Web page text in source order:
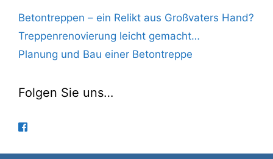
Betontreppen – ein Relikt aus Großvaters Hand?
Treppenrenovierung leicht gemacht…
Planung und Bau einer Betontreppe
Folgen Sie uns…